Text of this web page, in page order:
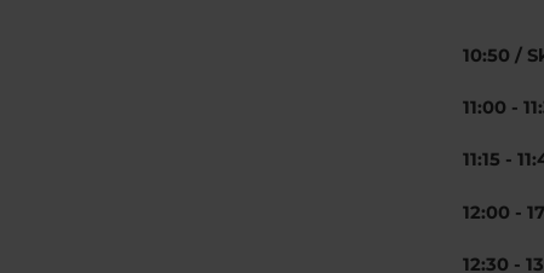
10:50 /
11:00 -
11:15 -
12:00 -
12:30 -